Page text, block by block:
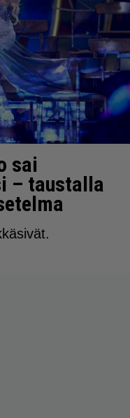
sai
– taustalla